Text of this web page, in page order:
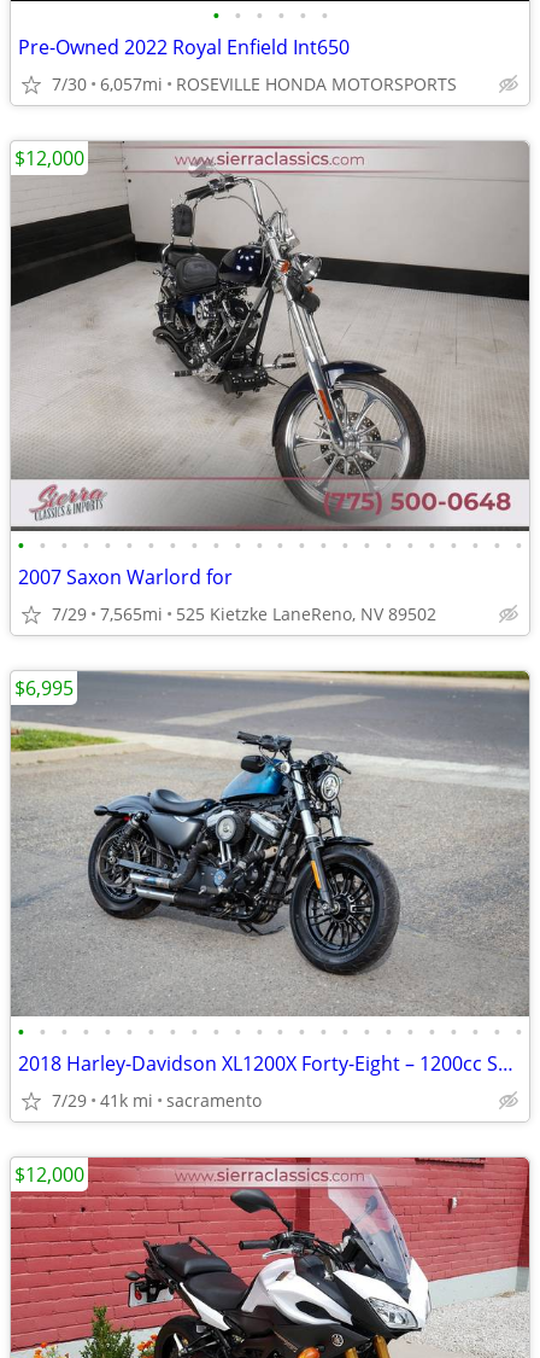
• • • • • •
Pre-Owned 2022 Royal Enfield Int650
7/30 6,057mi ROSEVILLE HONDA MOTORSPORTS
• • • • • • • • • • • • • • • • • • • • • • • •
2007 Saxon Warlord for
7/29 7,565mi 525 Kietzke LaneReno, NV 89502
$12,000
• • • • • • • • • • • • • • • • • • • • • • • •
2018 Harley-Davidson XL1200X Forty-Eight – 1200cc Sportster
7/29 41k mi sacramento
$6,995
$12,000